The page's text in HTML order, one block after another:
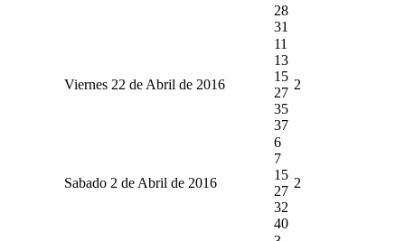
28
31
Viernes 22 de Abril de 2016
11
13
15
27
35
37
2
Sabado 2 de Abril de 2016
6
7
15
27
32
40
2